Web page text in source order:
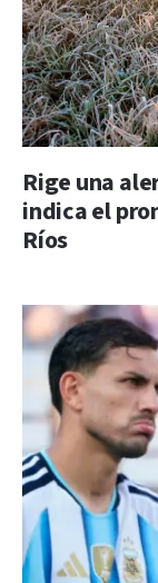
Rige una
indica el
Ríos